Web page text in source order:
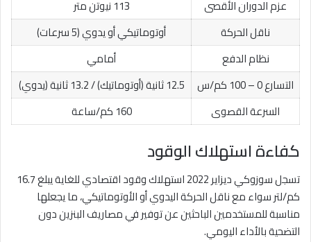
عزم الدوران الأقصى
113 نيوتن متر
ناقل الحركة
أوتوماتيكي أو يدوي (5 سرعات)
نظام الدفع
أمامي
التسارع 0 – 100 كم/س
12.5 ثانية (أوتوماتيك) / 13.2 ثانية (يدوي)
السرعة القصوى
160 كم/ساعة
كفاءة استهلاك الوقود
تسجل سوزوكي ديزاير 2022 استهلاك وقود اقتصادي للغاية يبلغ 16.7
كم/لتر سواء مع ناقل الحركة اليدوي أو الأوتوماتيكي، ما يجعلها
مناسبة للمستخدمين الباحثين عن توفير في مصاريف البنزين دون
التضحية بالأداء اليومي.